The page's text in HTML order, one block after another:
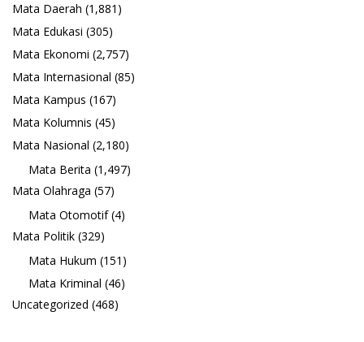
Mata Daerah (1,881)
Mata Edukasi (305)
Mata Ekonomi (2,757)
Mata Internasional (85)
Mata Kampus (167)
Mata Kolumnis (45)
Mata Nasional (2,180)
Mata Berita (1,497)
Mata Olahraga (57)
Mata Otomotif(4)
Mata Politik (329)
Mata Hukum (151)
Mata Kriminal (46)
Uncategorized (468)